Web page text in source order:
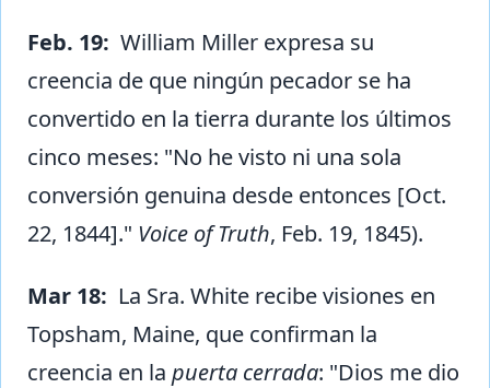
Feb. 19: William Miller expresa su
creencia de que ningún pecador se ha
convertido en la tierra durante los últimos
cinco meses: "No he visto ni una sola
conversión genuina desde entonces [Oct.
22, 1844]." Voice of Truth, Feb. 19, 1845).
Mar 18: La Sra. White recibe visiones en
Topsham, Maine, que confirman la
creencia en la puerta cerrada: "Dios me dio